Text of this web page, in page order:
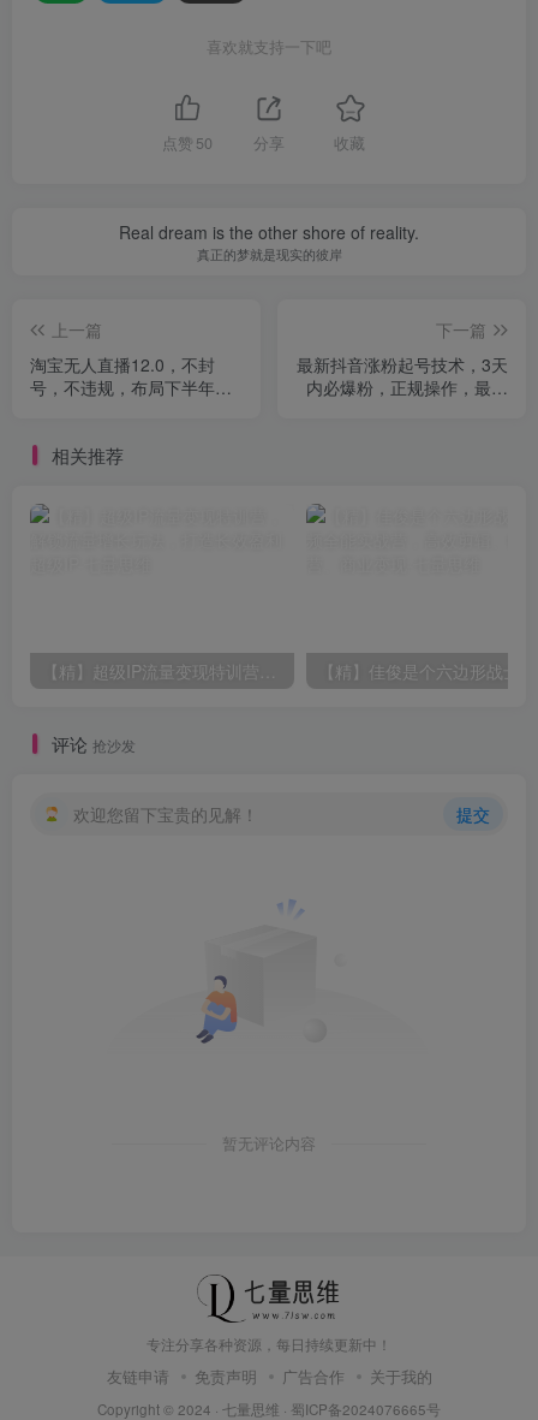
喜欢就支持一下吧
点赞 50 分享 收藏
Real dream is the other shore of reality.
真正的梦就是现实的彼岸
上一篇
淘宝无人直播12.0，不封
号，不违规，布局下半年旺
下一篇
最新抖音涨粉起号技术，3天
内必爆粉，正规操作，最快
相关推荐
评论 抢沙发
欢迎您留下宝贵的见解！ 提交
暂无评论内容
专注分享各种资源，每日持续更新中！
友链申请 免责声明 广告合作 关于我的
Copyright © 2024 · 七量思维 · 蜀ICP备2024076665号